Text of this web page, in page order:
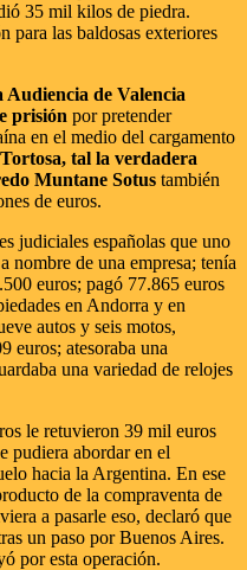
35 mil kilos de piedra.
para las baldosas exteriores
Audiencia de Valencia
prisión por pretender
en el medio del cargamento
tal la verdadera
Muntane Sotus también
de euros.
judiciales españolas que uno
nombre de una empresa; tenía
euros; pagó 77.865 euros
en Andorra y en
autos y seis motos,
euros; atesoraba una
una variedad de relojes
le retuvieron 39 mil euros
pudiera abordar en el
hacia la Argentina. En ese
de la compraventa de
a pasarle eso, declaró que
un paso por Buenos Aires.
por esta operación.